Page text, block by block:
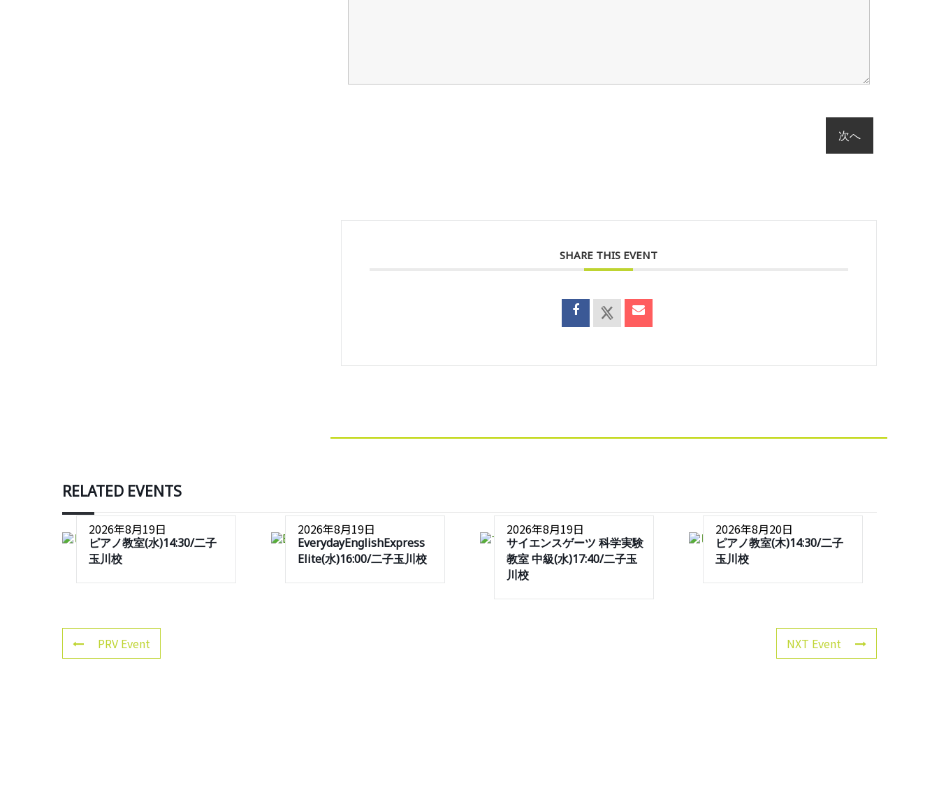
SHARE THIS EVENT
RELATED EVENTS
2026年8月19日
ピアノ教室(水)14:30/二子
玉川校
2026年8月19日
EverydayEnglishExpress
Elite(水)16:00/二子玉川校
2026年8月19日
サイエンスゲーツ 科学実験
教室 中級(水)17:40/二子玉
川校
2026年8月20日
ピアノ教室(木)14:30/二子
玉川校
PRV Event NXT Event